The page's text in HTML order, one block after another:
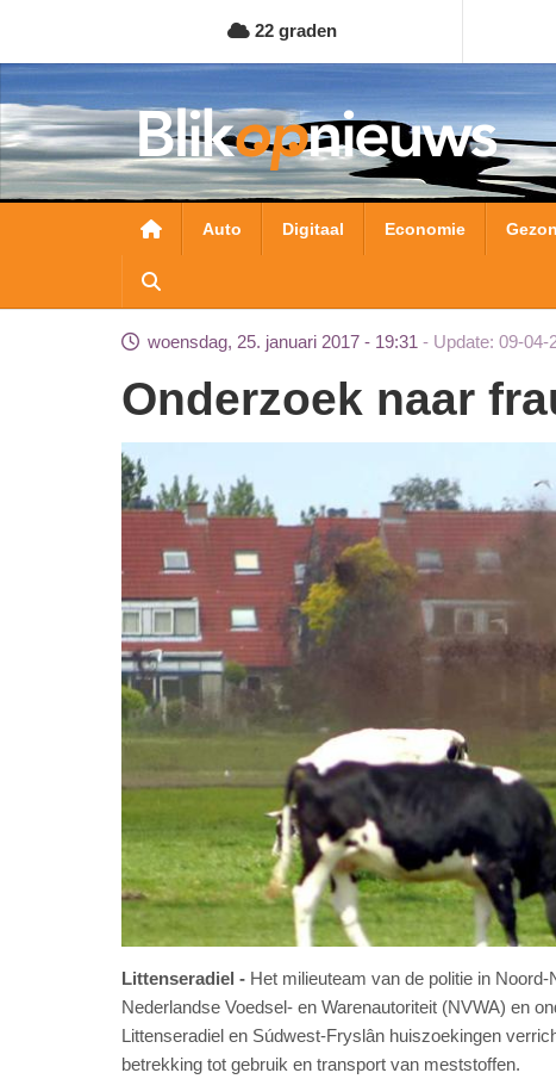
naar
de
inhoud
gaan
22 graden
Hoofdnavigatie
Auto Digitaal Economie
woensdag, 25. januari 2017 - 19:31 Update: 09-04-
Onderzoek naar
Littenseradiel
Het milieuteam van de politie in
Nederlandse Voedsel- en Warenautoriteit (NVWA) en
Littenseradiel en Súdwest-Fryslân huiszoekingen
betrekking tot gebruik en transport van meststoffen.